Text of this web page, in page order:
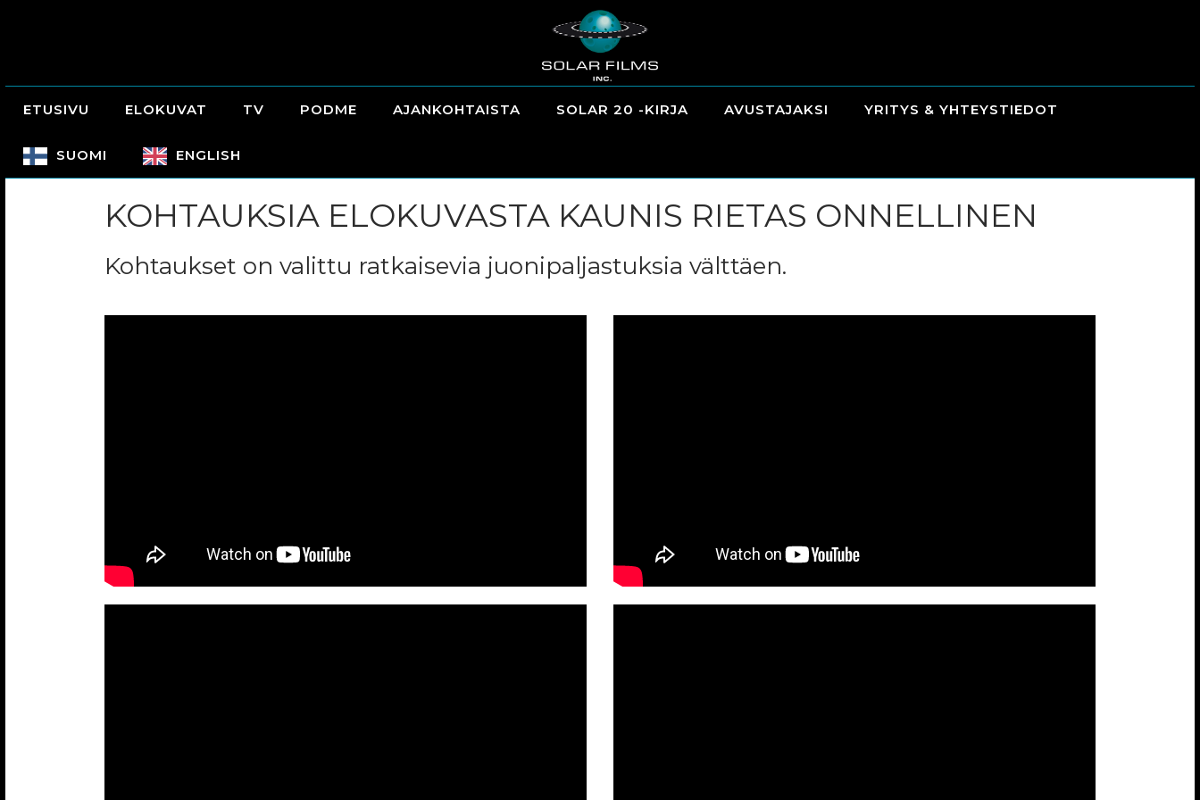
ETUSIVU ELOKUVAT TV PODME AJANKOHTAISTA SOLAR 20 -KIRJA AVUSTAJAKSI YRITYS & YHTEYSTIEDOT
SUOMI ENGLISH
KOHTAUKSIA ELOKUVASTA KAUNIS RIETAS ONNELLINEN
Kohtaukset on valittu ratkaisevia juonipaljastuksia välttäen.